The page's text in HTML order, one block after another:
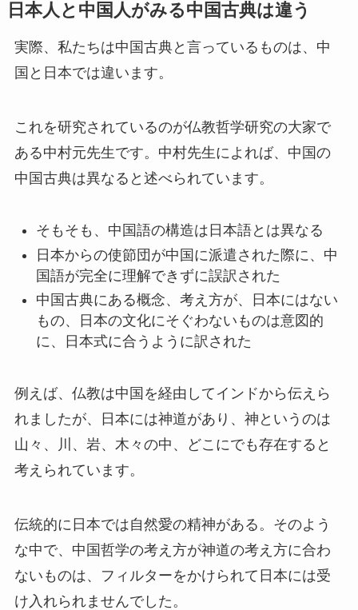
日本人と中国人がみる中国古典は違う
実際、私たちは中国古典と言っているものは、中
国と日本では違います。
これを研究されているのが仏教哲学研究の大家で
ある中村元先生です。中村先生によれば、中国の
中国古典は異なると述べられています。
そもそも、中国語の構造は日本語とは異なる
日本からの使節団が中国に派遣された際に、中
国語が完全に理解できずに誤訳された
中国古典にある概念、考え方が、日本にはない
もの、日本の文化にそぐわないものは意図的
に、日本式に合うように訳された
例えば、仏教は中国を経由してインドから伝えら
れましたが、日本には神道があり、神というのは
山々、川、岩、木々の中、どこにでも存在すると
考えられています。
伝統的に日本では自然愛の精神がある。そのよう
な中で、中国哲学の考え方が神道の考え方に合わ
ないものは、フィルターをかけられて日本には受
け入れられませんでした。